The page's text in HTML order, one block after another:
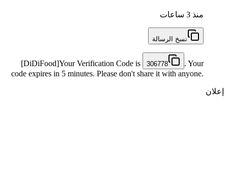
منذ 3 ساعات
نسخ الرسالة
[DiDiFood]Your Verification Code is 306778
. Your
code expires in 5 minutes. Please don't share it with anyone.
إعلان